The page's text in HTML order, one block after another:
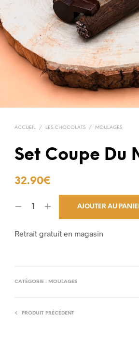
ACCUEIL / LES CHOCOLATS / MOULAGES
Set Coupe Du
32.90€
AJOUTER AU
Retrait gratuit en magasin
CATÉGORIE : MOULAGES
PRODUIT PRÉCÉDENT